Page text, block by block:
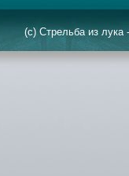
(c) Стрельба из лука